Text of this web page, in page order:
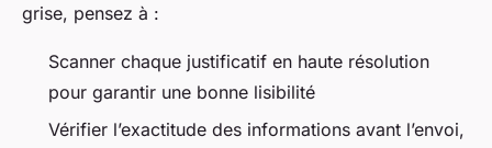
grise, pensez à :
Scanner chaque justificatif en haute résolution
pour garantir une bonne lisibilité
Vérifier l’exactitude des informations avant l’envoi,